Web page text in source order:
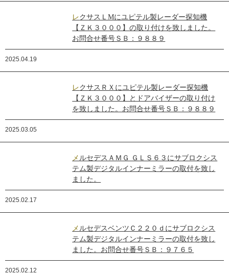
レクサスＬMにユピテル製レーダー探知機
【ＺＫ３０００】の取り付けを致しました。
お問合せ番号ＳＢ：９８８９
2025.04.19
レクサスＲＸにユピテル製レーダー探知機
【ＺＫ３０００】とドアバイザーの取り付け
を致しました。お問合せ番号ＳＢ：９８８９
2025.03.05
メルセデスＡＭＧ ＧＬＳ６３にサブロクシス
テム製デジタルインナーミラーの取付を致し
ました。
2025.02.17
メルセデスベンツＣ２２０ｄにサブロクシス
テム製デジタルインナーミラーの取付を致し
ました。お問合せ番号ＳＢ：９７６５
2025.02.12